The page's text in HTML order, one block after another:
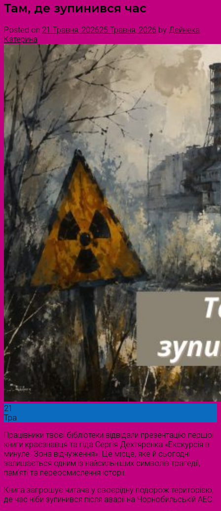
Там, де зупинився час
Posted on 21 Травня, 202625 Травня, 2026 by Дейнека
Катерина
21
Тра
Працівники твоєї бібліотеки відвідали презентацію першої
книги краєзнавця та гіда Сергія Дехтяренка «Екскурсія в
минуле. Зона відчуження». Це місце, яке й сьогодні
залишається одним із найсильніших символів трагедії,
пам’яті та переосмислення історії.
Книга запрошує читача у своєрідну подорож територією,
де час ніби зупинився після аварії на Чорнобильській АЕС.